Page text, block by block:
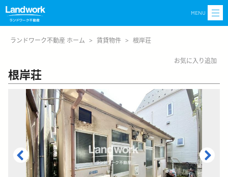
MENU
ランドワーク不動産 ホーム > 賃貸物件 > 根岸荘
お気に入り追加
根岸荘